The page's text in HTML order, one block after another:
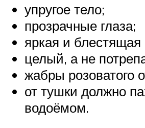
упругое тело;
прозрачные глаза;
яркая и
целый, а не
жабры розоватого
от тушки должно
водоёмом.